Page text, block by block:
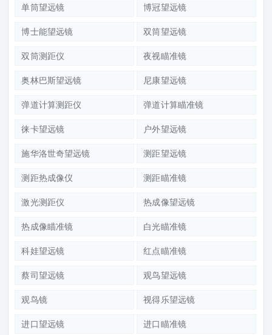
单筒望远镜 博冠望远镜
博士能望远镜 双筒望远镜
双筒测距仪 夜视瞄准镜
奥林巴斯望远镜 尼康望远镜
弹道计算测距仪 弹道计算瞄准镜
徕卡望远镜 户外望远镜
施华洛世奇望远镜 测距望远镜
测距热成像仪 测距瞄准镜
激光测距仪 热成像望远镜
热成像瞄准镜 白光瞄准镜
科娃望远镜 红点瞄准镜
蔡司望远镜 观鸟望远镜
观鸟镜 视得乐望远镜
进口望远镜 进口瞄准镜